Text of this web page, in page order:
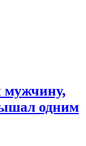
мужчину,
одним